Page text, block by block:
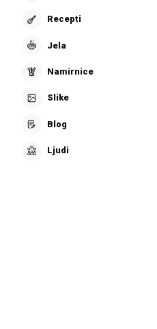
Recepti
Jela
Namirnice
Slike
Blog
Ljudi